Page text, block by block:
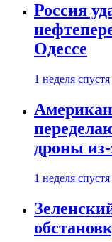
Россия
Одессе
1 неделя спустя
дроны
1 неделя спустя